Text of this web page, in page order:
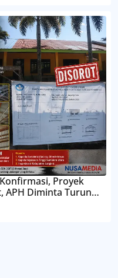
Proyek
APH Diminta Turun